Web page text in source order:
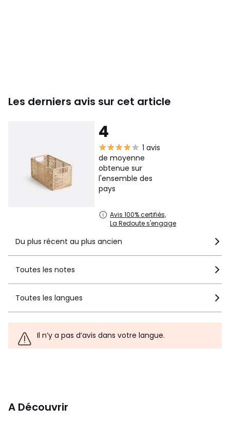
Les derniers avis sur cet article
4
1 avis
de moyenne
obtenue sur
l'ensemble des
pays
Avis 100% certifiés,
La Redoute s'engage
Du plus récent au plus ancien
Toutes les notes
Toutes les langues
Il n’y a pas d’avis dans votre langue.
A Découvrir